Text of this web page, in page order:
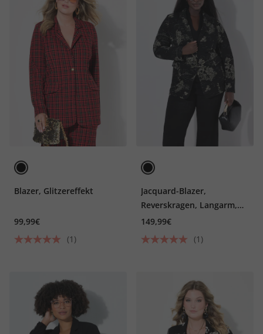
Blazer, Glitzereffekt
99,99€
(1)
Jacquard-Blazer,
Reverskragen, Langarm,
Stretchfutter
149,99€
(1)